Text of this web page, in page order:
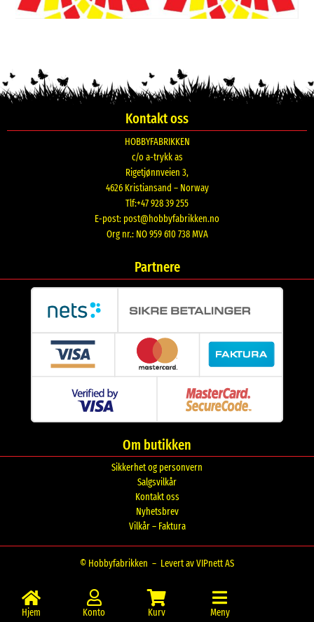
Kontakt oss
HOBBYFABRIKKEN
c/o a-trykk as
Rigetjønnveien 3,
4626 Kristiansand – Norway
Tlf:+47 928 39 255
E-post: post@hobbyfabrikken.no
Org nr.: NO 959 610 738 MVA
Partnere
Om butikken
Sikkerhet og personvern
Salgsvilkår
Kontakt oss
Nyhetsbrev
Vilkår – Faktura
© Hobbyfabrikken – Levert av VIPnett AS
Hjem Konto Kurv Meny